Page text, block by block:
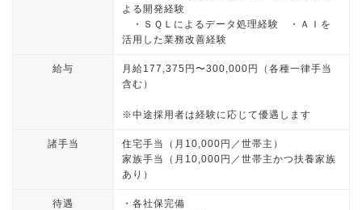
よる開発経験
・ＳＱＬによるデータ処理経験 ・ＡＩを
活用した業務改善経験
給与
月給177,375円〜300,000円（各種一律手当
含む）
※中途採用者は経験に応じて優遇します
諸手当
住宅手当（月10,000円／世帯主）
家族手当（月10,000円／世帯主かつ扶養家族
あり）
待遇
・各社保完備